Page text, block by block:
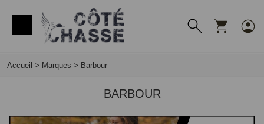
Accueil > Marques > Barbour
BARBOUR